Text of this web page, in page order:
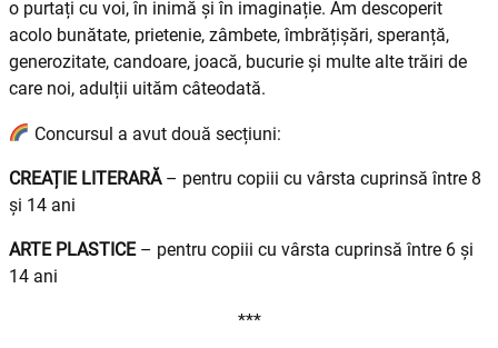
o purtați cu voi, în inimă și în imaginație. Am descoperit
acolo bunătate, prietenie, zâmbete, îmbrățișări, speranță,
generozitate, candoare, joacă, bucurie și multe alte trăiri de
care noi, adulții uităm câteodată.
Concursul a avut două secțiuni:
CREAȚIE LITERARĂ– pentru copiii cu vârsta cuprinsă între 8
și 14 ani
ARTE PLASTICE– pentru copiii cu vârsta cuprinsă între 6 și
14 ani
***